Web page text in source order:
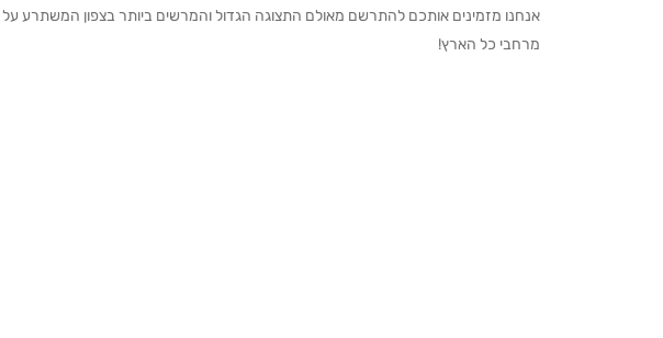
מרחבי כל הארץ!